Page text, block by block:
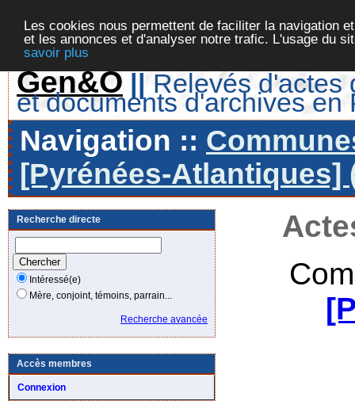
Les cookies nous permettent de faciliter la navigation
et les annonces et d'analyser notre trafic. L'usage du
savoir plus
Gen&O || Relevés d'actes
et documents d'archives en
Navigation ::
[Pyrénées-Atlantiques]
Recherche directe
Intéressé(e)
Mère, conjoint, témoins, parrain...
Recherche avancée
Accès membres
Connexion